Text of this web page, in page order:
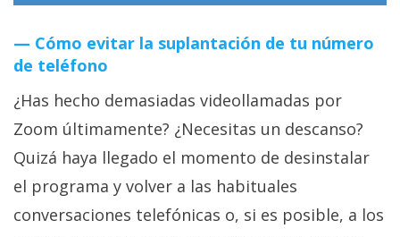
Ciberseguridad
Sistemas
operativos
Profesional
+
Cómo evitar la suplantación de tu número
de teléfono
¿Has hecho demasiadas videollamadas por
Zoom últimamente? ¿Necesitas un descanso?
Quizá haya llegado el momento de desinstalar
el programa y volver a las habituales
conversaciones telefónicas o, si es posible, a los